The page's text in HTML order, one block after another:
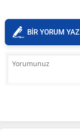
BİR YORUM YAZ